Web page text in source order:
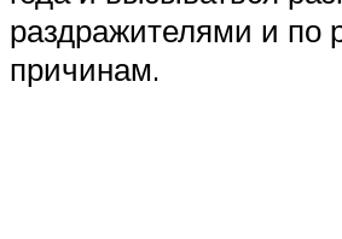
раздражителями и по
причинам.